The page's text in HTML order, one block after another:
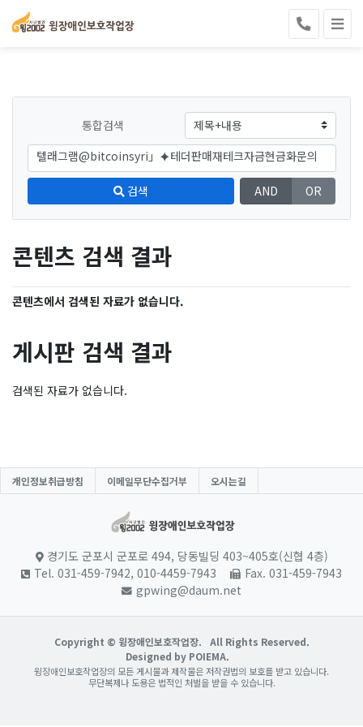
통합검색
검색 AND OR
콘텐츠 검색 결과
콘텐츠에서 검색된 자료가 없습니다.
게시판 검색 결과
검색된 자료가 없습니다.
개인정보취급방침 이메일무단수집거부 오시는길
경기도 군포시 군포로 494, 당동빌딩 403~405호(신협 4층)
Tel. 031-459-7942, 010-4459-7943
Fax. 031-459-7943
gpwing@daum.net
Copyright © 윙장애인보호작업장.
All Rights Reserved.
Designed by POIEMA.
윙장애인보호작업장의 모든 게시물과 제작물은 저작권법의 보호를 받고 있습니다.
무단복제나 도용은 법적인 처벌을 받을 수 있습니다.